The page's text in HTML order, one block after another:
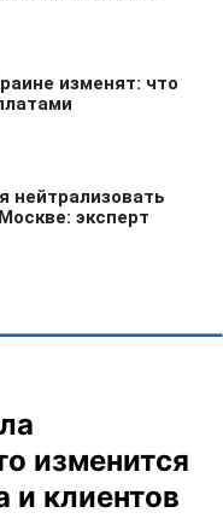
изменится
и клиентов